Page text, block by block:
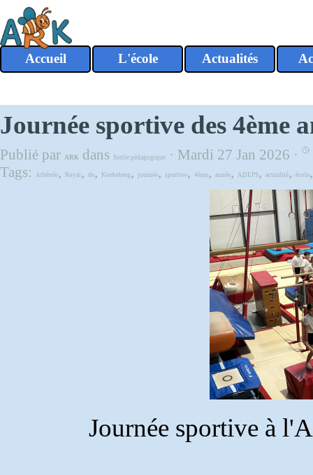
Aller au contenu
Accueil L'école ▼
Actualités
Journée sportive des 4ème
Publié par ARK dans Sortie pédagogique · Mardi 27 Jan 2026 ·
Tags:
Athénée, Royal , de, Koekeberg , journée, sportive, 4ème, année, ADEPS, actualité, école
Journée sportive à